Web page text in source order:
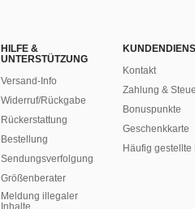
HILFE &
UNTERSTÜTZUNG
Versand-Info
Widerruf/Rückgabe
Rückerstattung
Bestellung
Sendungsverfolgung
Größenberater
Meldung illegaler
Inhalte
Kontakt
Zahlung &
Bonuspunkte
Geschenkkarte
Häufig gestellte